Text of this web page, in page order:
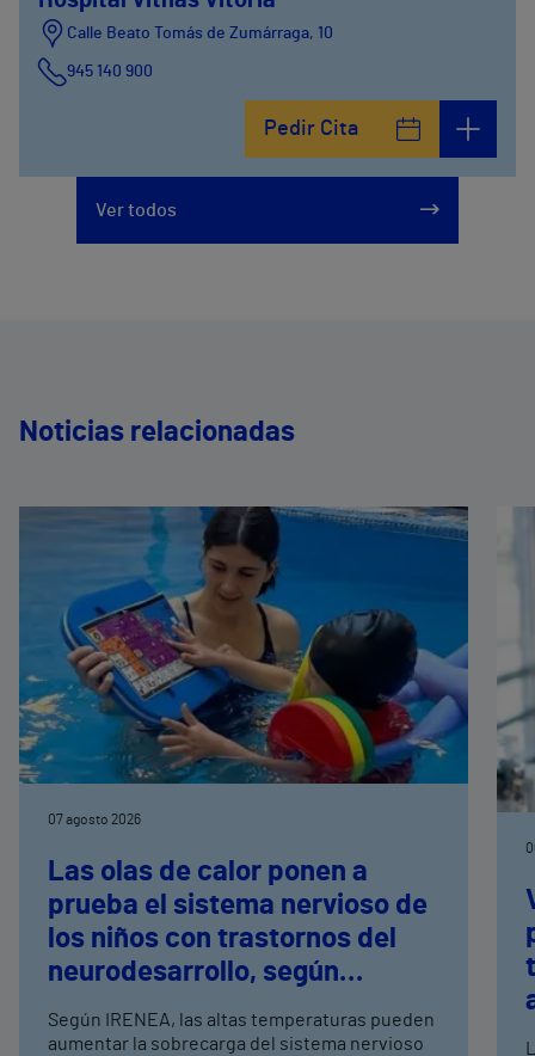
Calle Beato Tomás de Zumárraga, 10
945 140 900
Pedir Cita
Ver todos
Noticias relacionadas
07 agosto 2026
Las olas de calor ponen a
prueba el sistema nervioso de
los niños con trastornos del
neurodesarrollo, según
neurorrehabilitación
Según IRENEA, las altas temperaturas pueden
aumentar la sobrecarga del sistema nervioso